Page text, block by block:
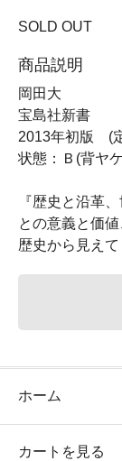
SOLD OUT
商品説明
岡田大
宝島社新書
2013年初版 (
状態：Ｂ(背ヤ
『歴史と沿革
との意義と価
歴史から見えて
ホーム
カートを見る